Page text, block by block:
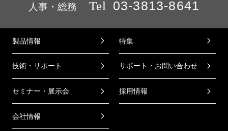
人事・総務 Tel 03-3813-8641
製品情報 特集
技術・サポート サポート・お問い合わせ
セミナー・展示会 採用情報
会社情報